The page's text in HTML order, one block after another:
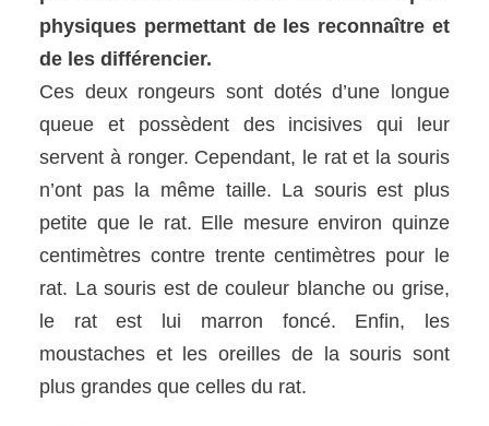
physiques permettant de les reconnaître et
de les différencier.
Ces deux rongeurs sont dotés d’une longue
queue et possèdent des incisives qui leur
servent à ronger. Cependant, le rat et la souris
n’ont pas la même taille. La souris est plus
petite que le rat. Elle mesure environ quinze
centimètres contre trente centimètres pour le
rat. La souris est de couleur blanche ou grise,
le rat est lui marron foncé. Enfin, les
moustaches et les oreilles de la souris sont
plus grandes que celles du rat.